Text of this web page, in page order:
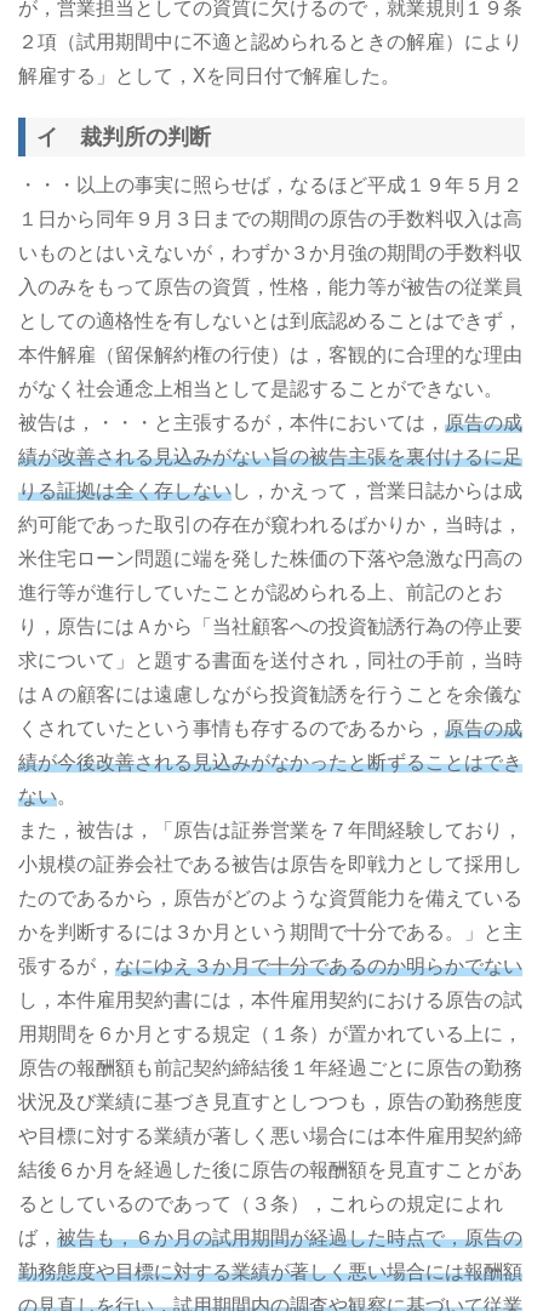
が，営業担当としての資質に欠けるので，就業規則１９条
２項（試用期間中に不適と認められるときの解雇）により
解雇する」として，Xを同日付で解雇した。
イ 裁判所の判断
・・・以上の事実に照らせば，なるほど平成１９年５月２
１日から同年９月３日までの期間の原告の手数料収入は高
いものとはいえないが，わずか３か月強の期間の手数料収
入のみをもって原告の資質，性格，能力等が被告の従業員
としての適格性を有しないとは到底認めることはできず，
本件解雇（留保解約権の行使）は，客観的に合理的な理由
がなく社会通念上相当として是認することができない。
被告は，・・・と主張するが，本件においては， 原告の成
績が改善される見込みがない旨の被告主張を裏付けるに足
りる証拠は全く存しないし，かえって，営業日誌からは成
約可能であった取引の存在が窺われるばかりか，当時は，
米住宅ローン問題に端を発した株価の下落や急激な円高の
進行等が進行していたことが認められる上、前記のとお
り，原告にはＡから「当社顧客への投資勧誘行為の停止要
求について」と題する書面を送付され，同社の手前，当時
はＡの顧客には遠慮しながら投資勧誘を行うことを余儀な
くされていたという事情も存するのであるから， 原告の成
績が今後改善される見込みがなかったと断ずることはでき
ない。
また，被告は，「原告は証券営業を７年間経験しており，
小規模の証券会社である被告は原告を即戦力として採用し
たのであるから，原告がどのような資質能力を備えている
かを判断するには３か月という期間で十分である。」と主
張するが， なにゆえ３か月で十分であるのか明らかでない
し，本件雇用契約書には，本件雇用契約における原告の試
用期間を６か月とする規定（１条）が置かれている上に，
原告の報酬額も前記契約締結後１年経過ごとに原告の勤務
状況及び業績に基づき見直すとしつつも，原告の勤務態度
や目標に対する業績が著しく悪い場合には本件雇用契約締
結後６か月を経過した後に原告の報酬額を見直すことがあ
るとしているのであって（３条），これらの規定によれ
ば， 被告も，６か月の試用期間が経過した時点で，原告の
勤務態度や目標に対する業績が著しく悪い場合には報酬額
の見直しを行い，試用期間内の調査や観察に基づいて従業